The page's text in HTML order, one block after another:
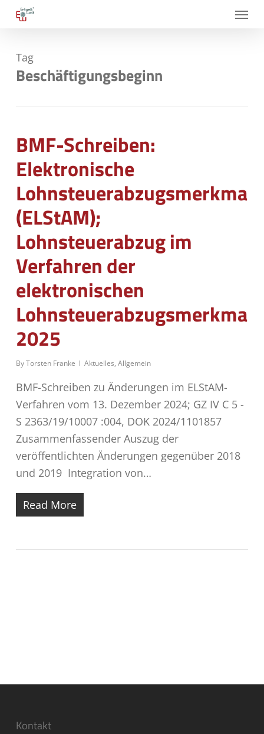
Skip
content
Menu
Tag
Beschäftigungsbeginn
BMF-Schreiben:
Elektronische
Lohnsteuerabzugsmerkmale
(ELStAM);
Lohnsteuerabzug im
Verfahren der
elektronischen
Lohnsteuerabzugsmerkmale
2025
ByTorsten Franke Aktuelles, Allgemein
BMF-Schreiben zu Änderungen im ELStAM-
Verfahren vom 13. Dezember 2024; GZ IV C 5 -
S 2363/19/10007 :004, DOK 2024/1101857
Zusammenfassender Auszug der
veröffentlichten Änderungen gegenüber 2018
und 2019 Integration von…
Read More
Kontakt